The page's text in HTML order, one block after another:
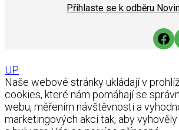
Přihlaste se k odběru
UP
Naše webové stránky ukládají v
cookies, které nám pomáhají se
webu, měřením návštěvnosti a
marketingových akcí tak, aby